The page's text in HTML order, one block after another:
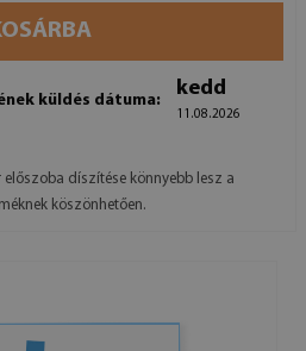
küldés dátuma:
kedd
11.08.2026
díszítése könnyebb lesz a
köszönhetően.